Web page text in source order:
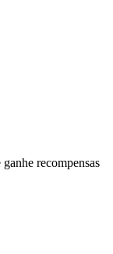
recompensas